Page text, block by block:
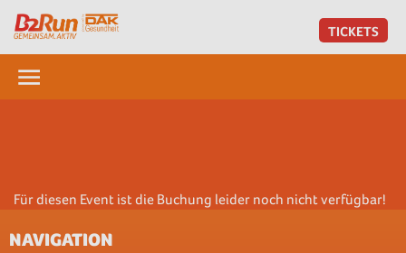
TICKETS
Für diesen Event ist die Buchung leider noch nicht verfügbar!
NAVIGATION